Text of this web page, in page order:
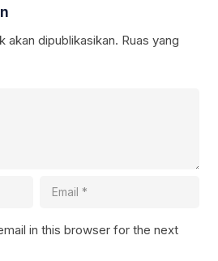
akan dipublikasikan. Ruas yang
in this browser for the next